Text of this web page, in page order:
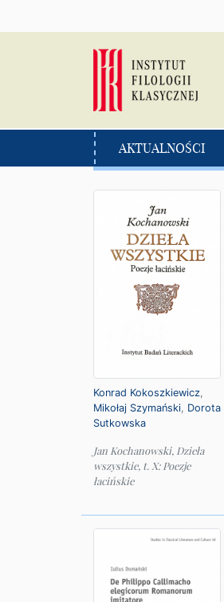
AKTUALNOŚCI
Konrad Kokoszkiewicz,
Mikołaj Szymański, Dorota
Sutkowska
Jan Kochanowski, Dzieła
wszystkie, t. X: Poezje
łacińskie